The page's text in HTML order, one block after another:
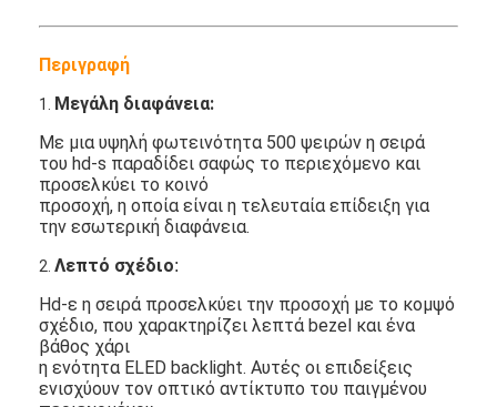
Περιγραφή
1. Μεγάλη διαφάνεια:
Με μια υψηλή φωτεινότητα 500 ψειρών η σειρά
του hd-s παραδίδει σαφώς το περιεχόμενο και
προσελκύει το κοινό
προσοχή, η οποία είναι η τελευταία επίδειξη για
την εσωτερική διαφάνεια.
2.Λεπτό σχέδιο:
Hd-ε η σειρά προσελκύει την προσοχή με το κομψό
σχέδιο, που χαρακτηρίζει λεπτά bezel και ένα
βάθος χάρι
η ενότητα ELED backlight. Αυτές οι επιδείξεις
ενισχύουν τον οπτικό αντίκτυπο του παιγμένου